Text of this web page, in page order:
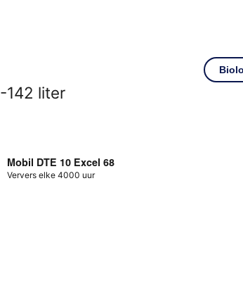
142 liter
Mobil DTE 10 Excel 68
Ververs elke 4000 uur